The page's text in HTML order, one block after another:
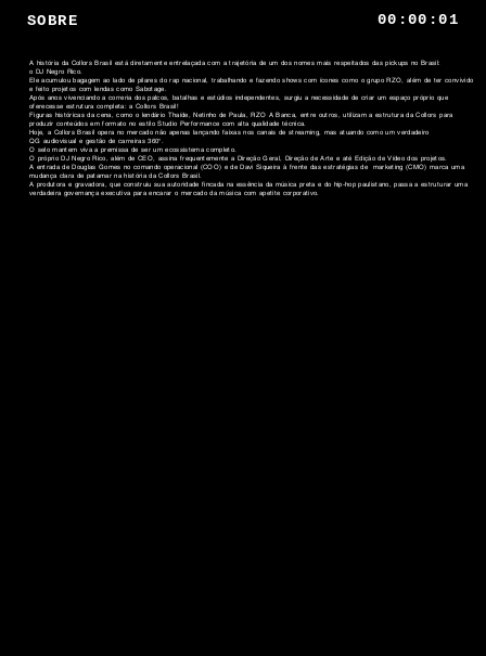
SOBRE 00:00:01
A história da Collors Brasil está diretamente entrelaçada com a trajetória de um dos nomes mais respeitados das pickups no Brasil:
o DJ Negro Rico.
Ele acumulou bagagem ao lado de pilares do rap nacional, trabalhando e fazendo shows com ícones como o grupo RZO, além de ter convivido
e feito projetos com lendas como Sabotage.
Após anos vivenciando a correria dos palcos, batalhas e estúdios independentes, surgiu a necessidade de criar um espaço próprio que
oferecesse estrutura completa: a Collors Brasil!
Figuras históricas da cena, como o lendário Thaíde, Netinho de Paula, RZO A Banca, entre outros, utilizam a estrutura da Collors para
produzir conteúdos em formato no estilo Studio Performance com alta qualidade técnica.
Hoje, a Collors Brasil opera no mercado não apenas lançando faixas nos canais de streaming, mas atuando como um verdadeiro
QG audiovisual e gestão de carreiras 360°.
O selo mantem viva a premissa de ser um ecossistema completo.
O próprio DJ Negro Rico, além de CEO, assina frequentemente a Direção Geral, Direção de Arte e até Edição de Vídeo dos projetos.
A entrada de Douglas Gomes no comando operacional (COO) e de Davi Siqueira à frente das estratégias de marketing (CMO) marca uma
mudança clara de patamar na história da Collors Brasil.
A produtora e gravadora, que construiu sua autoridade fincada na essência da música preta e do hip-hop paulistano, passa a estruturar uma
verdadeira governança executiva para encarar o mercado da música com apetite corporativo.